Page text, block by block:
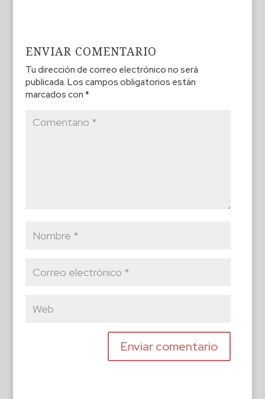
ENVIAR COMENTARIO
Tu dirección de correo electrónico no será
publicada. Los campos obligatorios están
marcados con *